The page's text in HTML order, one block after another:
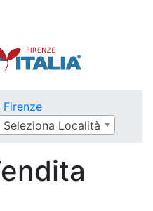
Seleziona Località